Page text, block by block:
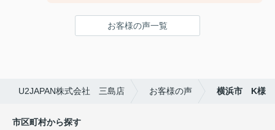
見・ご感想をお聞かせください。
A3 親切な対応で、安心してお任せ出来ました
お客様の声一覧
U2JAPAN株式会社 三島店 お客様の声 横浜市 K様
市区町村から探す